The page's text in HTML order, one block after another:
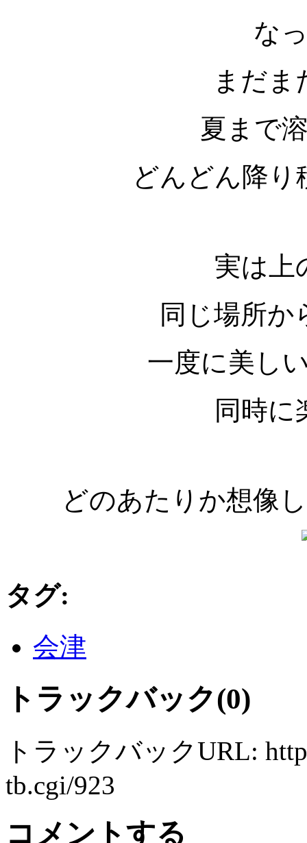
な
まだま
夏まで
どんどん降り
実は上
同じ場所か
一度に美し
同時に
どのあたりか想像
タグ:
会津
トラックバック(0)
トラックバックURL:
tb.cgi/923
コメントする